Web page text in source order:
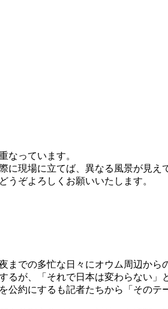
なっています。
に現場に立てば、異なる風景が見
ぞよろしくお願いいたします。
での多忙な日々にオウム周辺から
が、「それで日本は変わらない」
約にするも記者たちから「その